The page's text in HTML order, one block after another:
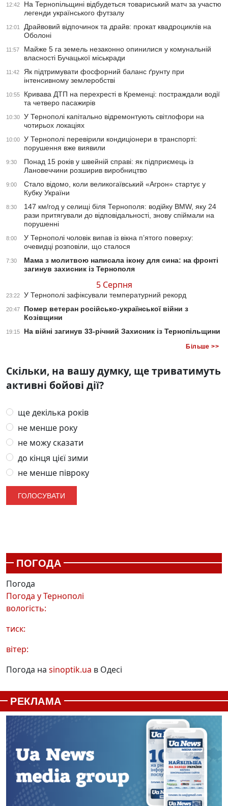
12:42
На Тернопільщині відбудеться товариський матч за участю
легенди українського футзалу
12:01
Драйвовий відпочинок та драйв: прокат квадроциклів на
Оболоні
11:57
Майже 5 га земель незаконно опинилися у комунальній
власності Бучацької міськради
11:42
Як підтримувати фосфорний баланс ґрунту при
інтенсивному землеробстві
10:55
Кривава ДТП на перехресті в Кременці: постраждали водії
та четверо пасажирів
10:30
У Тернополі капітально відремонтують світлофори на
чотирьох локаціях
10:00
У Тернополі перевірили кондиціонери в транспорті:
порушення вже виявили
9:30
Понад 15 років у швейній справі: як підприємець із
Лановеччини розширив виробництво
9:00
Стало відомо, коли великогаївський «Агрон» стартує у
Кубку України
8:30
147 км/год у селищі біля Тернополя: водійку BMW, яку 24
рази притягували до відповідальності, знову спіймали на
порушенні
8:00
У Тернополі чоловік випав із вікна п’ятого поверху:
очевидці розповіли, що сталося
7:30
Мама з молитвою написала ікону для сина: на фронті
загинув захисник із Тернополя
5 Серпня
23:22 У Тернополі зафіксували температурний рекорд
20:47
Помер ветеран російсько-української війни з
Козівщини
19:15 На війні загинув 33-річний Захисник із Тернопільщини
Більше >>
Скільки, на вашу думку, ще триватимуть
активні бойові дії?
ще декілька років
не менше року
не можу сказати
до кінця цієї зими
не менше півроку
ПОГОДА
Погода
Погода уТернополі
вологість:
тиск:
вітер:
Погода на sinoptik.ua в Одесі
РЕКЛАМА